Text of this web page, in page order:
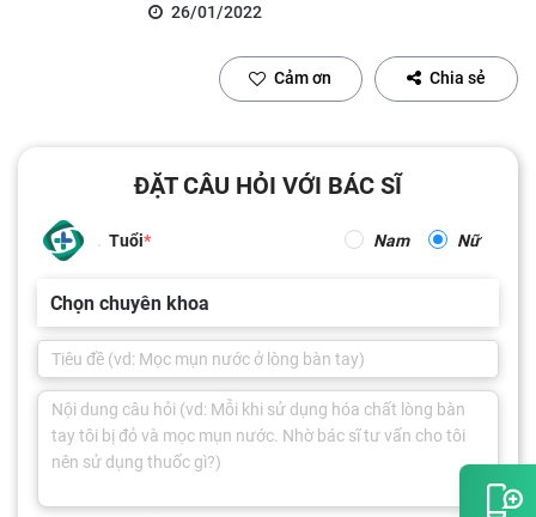
26/01/2022
Cảm ơn Chia sẻ
ĐẶT CÂU HỎI VỚI BÁC SĨ
Tuổi Nam Nữ
Chọn chuyên khoa